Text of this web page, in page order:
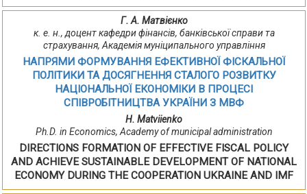
Г. А. Матвієнко
к. е. н., доцент кафедри фінансів, банківської справи та
страхування, Академія муніципального управління
НАПРЯМИ ФОРМУВАННЯ ЕФЕКТИВНОЇ ФІСКАЛЬНОЇ
ПОЛІТИКИ ТА ДОСЯГНЕННЯ CТАЛОГО РОЗВИТКУ
НАЦІОНАЛЬНОЇ ЕКОНОМІКИ В ПРОЦЕСІ
СПІВРОБІТНИЦТВА УКРАЇНИ З МВФ
H. Matviienko
Ph.D. in Economics, Асademy of municipal administration
DIRECTIONS FORMATION OF EFFECTIVE FISCAL POLICY
AND ACHIEVE SUSTAINABLE DEVELOPMENT OF NATIONAL
ECONOMY DURING THE COOPERATION UKRAINE AND IMF